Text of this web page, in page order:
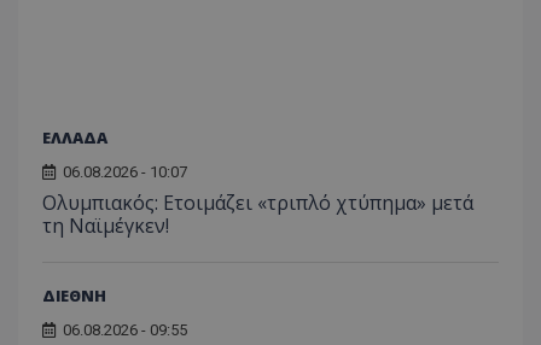
ΕΛΛΑΔΑ
06.08.2026 - 10:07
Ολυμπιακός: Ετοιμάζει «τριπλό χτύπημα» μετά
τη Ναϊμέγκεν!
ΔΙΕΘΝΗ
06.08.2026 - 09:55